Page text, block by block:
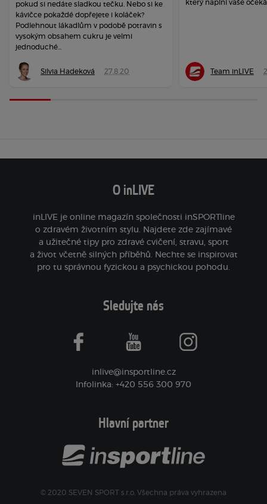
pokud si nedáte sladkou tečku. Nebo si ke
kávičce pokaždé dopřejete i koláček?
Podlehnout lákadlům v podobě potravin s
vysokým obsahem cukru je velmi
jednoduché...
Silvia Hadeková 27.8.20
který naplní vaše
Team inLIVE
O inLIVE
inLIVE je online magazín společnosti inSPORTline
o zdravém životním stylu. Najdete zde zajímavé
a užitečné tipy pro zdravé cvičení, stravu, sport
a život včetně silných příběhů. Nechte se inspirovat
pro tu správnou fyzickou a psychickou pohodu.
Sledujte nás
facebook youtube instagram
inlive@insportline.cz
Infolinka: +420 556 300 970
Hlavní partner
© 2020 SEVEN SPORT s.r.o. Všechna práva vyhrazena